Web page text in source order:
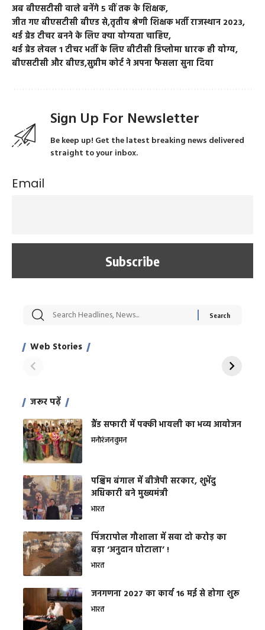
अब बीएसटीसी वाले बनेंगे 5 वीं तक के शिक्षक
जीत गए बीएसटीसी बीएड सेतृतीय श्रेणी शिक्षक भर्ती राजस्थान 2023
थर्ड ग्रेड टीचर बनने के लिए क्या योग्यता चाहिए
थर्ड ग्रेड लेवल 1 टीचर भर्ती के लिए बीटीसी डिप्लोमा धारक ही योग्य
बीएसटीसी और बीएडसुप्रीम कोर्ट ने अपना फैसला सुना दिया
Sign Up For Newsletter
Be keep up! Get the latest breaking news delivered
straight to your inbox.
Email
Web Stories
सट्टेबाजी में अरेस्ट हुए
साहिल खान
रोज एक कच्चे लहसुन
जरूर पढ़ें
ग्रैंड सफारी में पक्की भायली का भव्य आयोजन
मनोरंजनवुमन
पश्चिम बंगाल में बीजेपी सरकार, शुभेंदु
अधिकारी बने मुख्यमंत्री
भारत
​पिंजरापोल गौशाला में सवा दो करोड़ का
बड़ा ‘अनुदान घोटाला’ !
भारत
जनगणना 2027 का कार्य 16 मई से होगा शुरू
भारत